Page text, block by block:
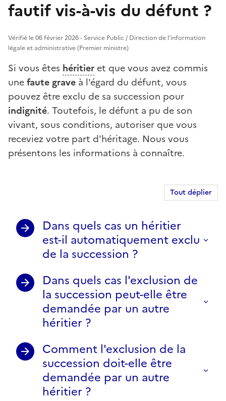
fautif vis-à-vis du défunt ?
Vérifié le 06 février 2026 - Service Public / Direction de l'information
légale et administrative (Premier ministre)
Si vous êtes héritier et que vous avez commis
unefaute grave à l'égard du défunt, vous
pouvez être exclu de sa succession pour
indignité. Toutefois, le défunt a pu de son
vivant, sous conditions, autoriser que vous
receviez votre part d'héritage. Nous vous
présentons les informations à connaître.
Tout déplier
Dans quels cas un héritier
est-il automatiquement exclu
de la succession ?
Dans quels cas l'exclusion de
la succession peut-elle être
demandée par un autre
héritier ?
Comment l'exclusion de la
succession doit-elle être
demandée par un autre
héritier ?